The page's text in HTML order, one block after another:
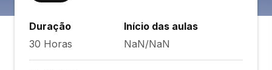
Duração
30 Horas
Início das aulas
NaN/NaN